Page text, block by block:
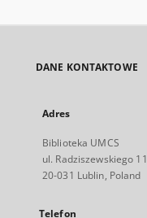
DANE KONTAKTOWE
Adres
Biblioteka UMCS
ul. Radziszewskiego 11
20-031 Lublin, Poland
Telefon